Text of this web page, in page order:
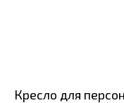
Кресло для